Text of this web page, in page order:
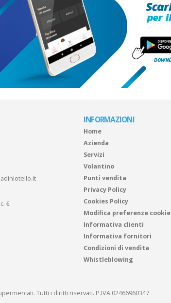
€
INFORMAZIONI
Home
Azienda
Servizi
Volantino
Punti vendita
Privacy Policy
Cookies Policy
Modifica preferenze cookie
Informativa clienti
Informativa fornitori
Condizioni di vendita
Whistleblowing
Tutti i diritti riservati. P.IVA 02466960347